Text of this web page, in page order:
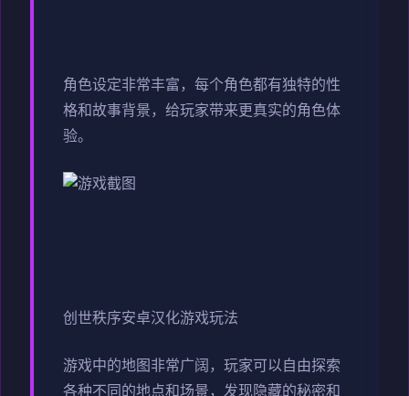
角色设定非常丰富，每个角色都有独特的性
格和故事背景，给玩家带来更真实的角色体
验。
创世秩序安卓汉化游戏玩法
游戏中的地图非常广阔，玩家可以自由探索
各种不同的地点和场景，发现隐藏的秘密和